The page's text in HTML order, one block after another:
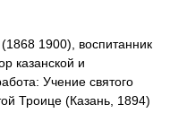
1900), воспитанник
казанской и
Учение святого
Троице (Казань, 1894)